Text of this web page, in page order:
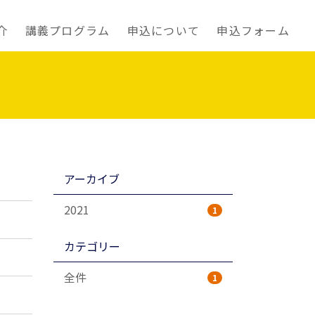
講義プログラム 申込について 申込フォーム
アーカイブ
2021
1
カテゴリー
全件
1